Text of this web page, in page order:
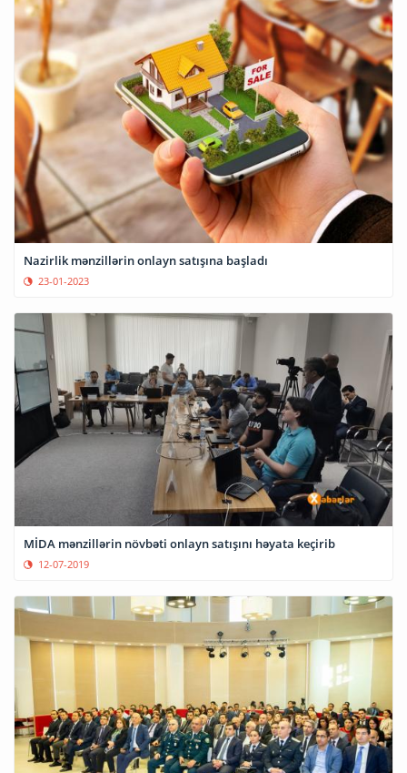
Nazirlik mənzillərin onlayn satışına başladı
23-01-2023
MİDA mənzillərin növbəti onlayn satışını həyata keçirib
12-07-2019